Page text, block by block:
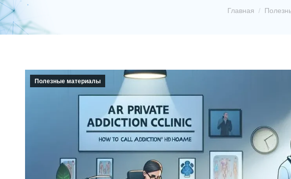
Главная
Полезные материалы